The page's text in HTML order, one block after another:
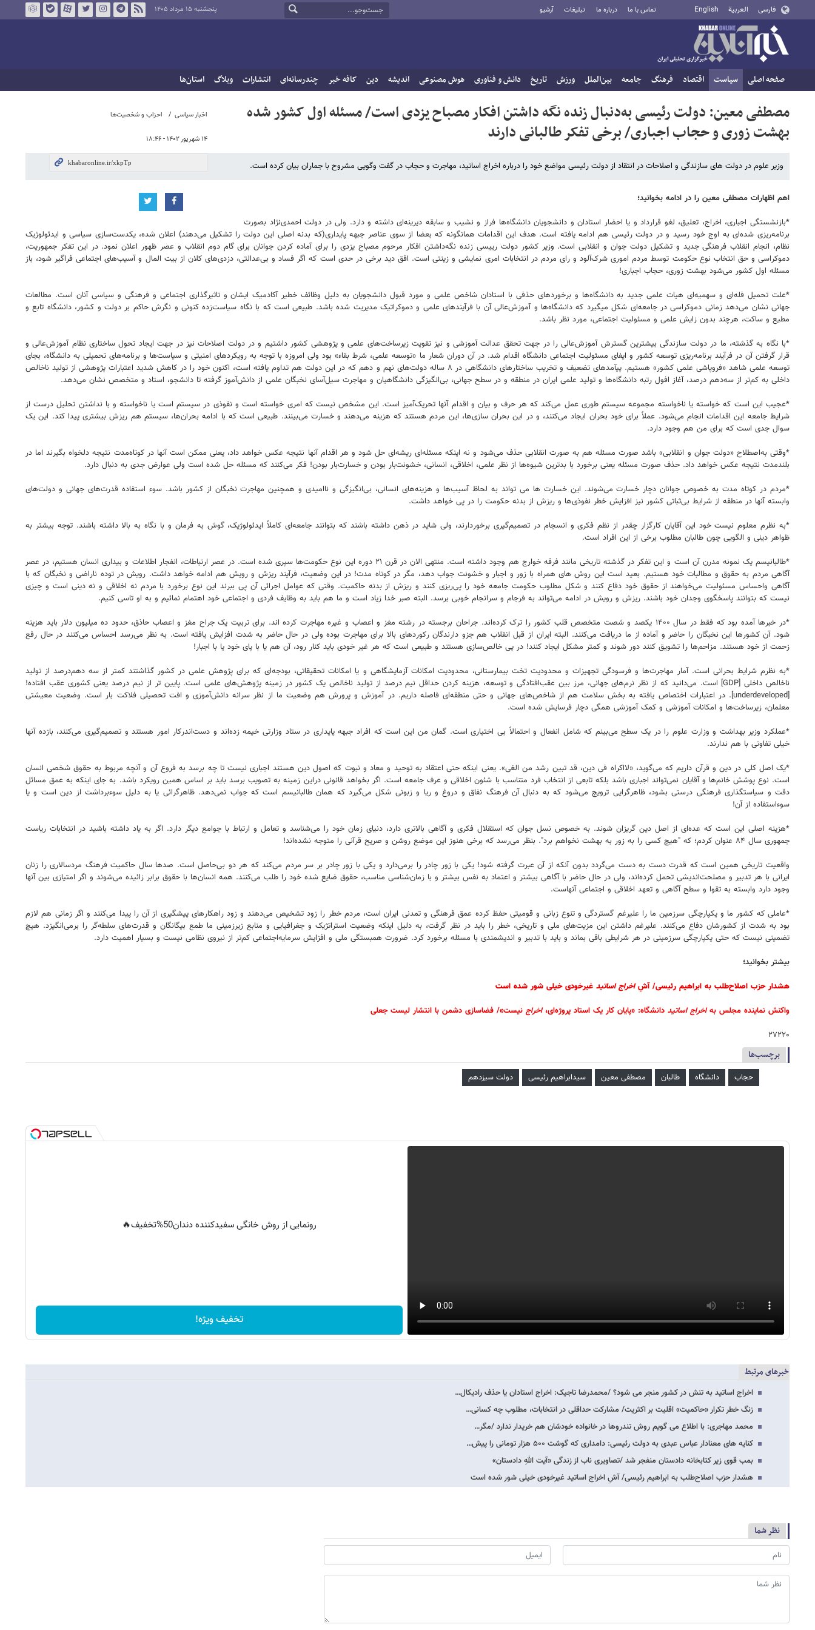
فارسی العربية English تماس با ما درباره ما تبلیغات آرشیو پنجشنبه ۱۵ مرداد ۱۴۰۵
صفحه اصلی سیاست اقتصاد فرهنگ جامعه بین‌الملل ورزش تاریخ دانش و فناوری هوش مصنوعی اندیشه دین کافه خبر چندرسانه‌ای انتشارات وبلاگ استان‌ها
اخبار سیاسی احزاب و شخصیت‌ها
۱۴ شهریور ۱۴۰۲ - ۱۸:۴۶
مصطفی معین: دولت رئیسی به‌دنبال زنده نگه‌ داشتن افکار مصباح یزدی است/ مسئله اول کشور شده
بهشت زوری و حجاب اجباری/ برخی تفکر طالبانی دارند
وزیر علوم در دولت های سازندگی و اصلاحات در انتقاد از دولت رئیسی مواضع خود را درباره اخراج اساتید، مهاجرت و حجاب در گفت وگویی مشروح با جماران بیان کرده است.
اهم اظهارات مصطفی معین را در ادامه بخوانید؛
*بازنشستگی اجباری، ️اخراج، تعلیق، لغو قرارداد و یا احضار استادان و دانشجویان دانشگاه‌ها فراز و نشیب و سابقه دیرینه‌ای داشته و دارد. ولی در دولت احمدی‌نژاد بصورت
برنامه‌ریزی شده‌ای به اوج خود رسید و در دولت رئیسی هم ادامه یافته است. هدف این اقدامات همانگونه که بعضا از سوی عناصر جبهه پایداری(که بدنه اصلی این دولت را تشکیل می‌دهند) اعلان شده، یکدست‌سازی سیاسی و ایدئولوژیک
نظام، انجام انقلاب‌ فرهنگی جدید و تشکیل دولت جوان و انقلابی است. وزیر کشور دولت رییسی زنده نگه‌داشتن افکار مرحوم مصباح یزدی را برای آماده کردن جوانان برای گام دوم انقلاب و عصر ظهور اعلان نمود. در این تفکر جمهوریت،
دموکراسی و حق انتخاب نوع حکومت توسط مردم اموری شرک‌آلود و رای مردم در انتخابات امری نمایشی و زینتی است. افق دید برخی در حدی است که اگر فساد و بی‌عدالتی، دزدی‌های کلان از بیت المال و آسیب‌های اجتماعی فراگیر شود، باز
مسئله اول کشور می‌شود بهشت زوری، حجاب اجباری!
*علت تحمیل فله‌ای و سهمیه‌ای هیات علمی جدید به دانشگاه‌ها و برخوردهای حذفی با استادان شاخص علمی و مورد قبول دانشجویان به دلیل وظائف خطیر آکادمیک ایشان و تاثیرگذاری اجتماعی و فرهنگی و سیاسی آنان است. مطالعات
جهانی نشان می‌دهد زمانی دموکراسی در جامعه‌ای شکل میگیرد که دانشگاه‌ها و آموزش‌عالی آن با فرآیندهای علمی و دموکراتیک مدیریت شده باشد. طبیعی است که با نگاه سیاست‌زده کنونی و نگرش حاکم بر دولت و کشور، دانشگاه تابع و
مطیع و ساکت، هرچند بدون زایش علمی و مسئولیت اجتماعی، مورد نظر باشد.
*با نگاه به گذشته، ما در دولت سازندگی بیشترین گسترش آموزش‌عالی را در جهت تحقق عدالت آموزشی و نیز تقویت زیرساخت‌های علمی و پژوهشی کشور داشتیم و در دولت اصلاحات نیز در جهت ایجاد تحول ساختاری نظام آموزش‌عالی و
قرار گرفتن آن در فرآیند برنامه‌ریزی توسعه کشور و ایفای مسئولیت اجتماعی دانشگاه اقدام شد. در آن دوران شعار ما «توسعه علمی، شرط بقاء» بود ولی امروزه با توجه به رویکردهای امنیتی و سیاست‌ها و برنامه‌های تحمیلی به دانشگاه، بجای
توسعه علمی شاهد «فروپاشی علمی کشور» هستیم. پیآمدهای تضعیف و تخریب ساختارهای دانشگاهی در ۸ ساله دولت‌های نهم و دهم که در این دولت هم تداوم یافته است، اکنون خود را در کاهش شدید اعتبارات پژوهشی از تولید ناخالص
داخلی به کم‌تر از سه‌دهم درصد، آغاز افول رتبه دانشگاه‌ها و تولید علمی ایران در منطقه و در سطح جهانی، بی‌انگیزگی دانشگاهیان و مهاجرت سیل‌آسای نخبگان علمی از دانش‌آموز گرفته تا دانشجو، استاد و متخصص نشان می‌دهد.
*عجیب این است که خواسته یا ناخواسته مجموعه سیستم طوری عمل می‌کند که هر حرف و بیان و اقدام آنها تحریک‌آمیز است. این مشخص نیست که امری خواسته است و نفوذی در سیستم است یا ناخواسته و با نداشتن تحلیل درست از
شرایط جامعه این اقدامات انجام می‌شود. عملاً برای خود بحران ایجاد می‌کنند، و در این بحران سازی‌ها، این مردم هستند که هزینه می‌دهند و خسارت می‌بینند. طبیعی است که با ادامه بحران‌ها، سیستم هم ریزش بیشتری پیدا کند. این یک
سوال جدی است که برای من هم وجود دارد.
*وقتی به‌اصطلاح «دولت جوان و انقلابی» باشد صورت مسئله هم به صورت انقلابی حذف می‌شود و نه اینکه مسئله‌ای ریشه‌ای حل شود و هر اقدام آنها نتیجه عکس خواهد داد، یعنی ممکن است آنها در کوتاه‌مدت نتیجه دلخواه بگیرند اما در
بلندمدت نتیجه عکس خواهد داد. حذف صورت مسئله یعنی برخورد با بدترین شیوه‌ها از نظر علمی، اخلاقی، انسانی، خشونت‌بار بودن و خسارت‌بار بودن! فکر می‌کنند که مسئله حل شده است ولی عوارض جدی به دنبال دارد.
*مردم در کوتاه مدت به خصوص جوانان دچار خسارت می‌شوند. این خسارت ها می تواند به لحاظ آسیب‌ها و هزینه‌های انسانی، بی‌انگیزگی و ناامیدی و همچنین مهاجرت نخبگان از کشور باشد. سوء استفاده قدرت‌های جهانی و دولت‌های
وابسته آنها در منطقه‌ از شرایط بی‌ثباتی کشور نیز افزایش خطر نفوذی‌ها و ریزش از بدنه حکومت را در پی خواهد داشت.
*به نظرم معلوم نیست خود این آقایان کارگزار چقدر از نظم فکری و انسجام در تصمیم‌گیری برخوردارند، ولی شاید در ذهن داشته باشند که بتوانند جامعه‌ای کاملاً ایدئولوژیک، گوش به فرمان و با نگاه به بالا داشته باشند. توجه بیشتر به
ظواهر دینی و الگویی چون طالبان مطلوب برخی از این افراد است.
*طالبانیسم یک نمونه مدرن آن است و این تفکر در گذشته تاریخی مانند فرقه خوارج هم وجود داشته است. منتهی الان در قرن ۲۱ دوره این نوع حکومت‌ها سپری شده است. در عصر ارتباطات، انفجار اطلاعات و بیداری انسان هستیم، در عصر
آگاهی مردم به حقوق و مطالبات خود هستیم. بعید است این روش های همراه با زور و اجبار و خشونت جواب دهد، مگر در کوتاه مدت! در این وضعیت، فرآیند ریزش و رویش هم ادامه خواهد داشت. رویش در توده ناراضی و نخبگان که با
آگاهی واحساس مسئولیت می‌خواهند از حقوق خود دفاع کنند و شکل مطلوب حکومت جامعه خود را پی‌ریزی کنند و ریزش از بدنه حاکمیت. وقتی که عوامل اجرائی آن پی ببرند این نوع برخورد با مردم نه اخلاقی و نه دینی است و چیزی
نیست که بتوانند پاسخگوی وجدان خود باشند. ریزش و رویش در ادامه می‌تواند به فرجام و سرانجام خوبی برسد. البته صبر خدا زیاد است و ما هم باید به وظایف فردی و اجتماعی خود اهتمام نمائیم و به او تاسی کنیم.
*در خبرها آمده بود که فقط در سال ۱۴۰۰ یکصد و شصت متخصص قلب کشور را ترک کرده‌اند. جراحان برجسته در رشته مغز و اعصاب و غیره مهاجرت کرده اند. برای تربیت یک جراح مغز و اعصاب حاذق، حدود ده میلیون دلار باید هزینه
شود. آن کشورها این نخبگان را حاضر و آماده از ما دریافت می‌کنند. البته ایران از قبل انقلاب هم جزو دارندگان رکوردهای بالا برای مهاجرت بوده ولی در حال حاضر به شدت افزایش یافته است. به نظر می‌رسد احساس می‌کنند در حال رفع
زحمت از خود هستند. مزاحم‌ها را تشویق کنند دور شوند و کمتر مشکل ایجاد کنند! در پی خالص‌سازی هستند و طبیعی است که هر غیر خودی باید کنار رود، آن هم یا با پای خود یا با اجبار!
*به نظرم شرایط بحرانی است. آمار مهاجرت‌ها و فرسودگی تجهیزات و محدودیت تخت بیمارستانی، محدودیت امکانات آزمایشگاهی و یا امکانات تحقیقاتی، بودجه‌ای که برای پژوهش علمی در کشور گذاشتند کمتر از سه دهم‌درصد از تولید
ناخالص داخلی [GDP] است. می‌دانید که از نظر نرم‌های جهانی، مرز بین عقب‌افتادگی و توسعه، هزینه کردن حداقل نیم درصد از تولید ناخالص یک کشور در زمینه پژوهش‌های علمی است. پایین تر از نیم درصد یعنی کشوری عقب افتاده!
[underdeveloped]. در اعتبارات اختصاص یافته به بخش سلامت هم از شاخص‌های جهانی و حتی منطقه‌ای فاصله داریم. در آموزش و پرورش هم وضعیت ما از نظر سرانه دانش‌آموزی و افت تحصیلی فلاکت بار است. وضعیت معیشتی
معلمان، زیرساخت‌ها و امکانات آموزشی و کمک آموزشی همگی دچار فرسایش شده‌ است.
*عملکرد وزیر بهداشت و وزارت علوم را در یک سطح می‌بینم که شامل انفعال و احتمالاً بی اختیاری است. گمان من این است که افراد جبهه پایداری در ستاد وزارتی خیمه زده‌اند و دست‌اندرکار امور هستند و تصمیم‌گیری می‌کنند، بازده آنها
خیلی تفاوتی با هم ندارند.
*یک اصل کلی در دین و قرآن داریم که می‌گوید، «لااکراه فی دین، قد تبین رشد من الغی». یعنی اینکه حتی اعتقاد به توحید و معاد و نبوت که اصول دین هستند اجباری نیست تا چه برسد به فروع آن و آنچه مربوط به حقوق شخصی انسان
است. نوع پوشش خانم‌ها و آقایان نمی‌تواند اجباری باشد بلکه تابعی از انتخاب فرد متناسب با شئون اخلاقی و عرف جامعه است. اگر بخواهد قانونی دراین زمینه به تصویب برسد باید بر اساس همین رویکرد باشد. به جای اینکه به عمق مسائل
دقت و سیاستگذاری فرهنگی درستی بشود، ظاهرگرایی ترویج می‌شود که به دنبال آن فرهنگ نفاق و دروغ و ریا و زبونی شکل می‌گیرد که همان طالبانیسم است که جواب نمی‌دهد. ظاهرگرائی یا به دلیل سوءبرداشت از دین است و یا
سوءاستفاده از آن!
*هزینه اصلی این است که عده‌ای از اصل دین گریزان شوند. به خصوص نسل جوان که استقلال فکری و آگاهی بالاتری دارد، دنیای زمان خود را می‌شناسد و تعامل و ارتباط با جوامع دیگر دارد. اگر به یاد داشته باشید در انتخابات ریاست
جمهوری سال ۸۴ عنوان کردم؛ که "هیچ کسی را به زور به بهشت نخواهم برد". بنظر می‌رسد که برخی هنوز این موضع روشن و صریح قرآنی را متوجه نشده‌اند!
واقعیت تاریخی ️همین است که قدرت دست به دست می‌گردد بدون آنکه از آن عبرت گرفته شود! یکی با زور چادر را برمی‌دارد و یکی با زور چادر بر سر مردم می‌کند که هر دو بی‌حاصل است. صدها سال حاکمیت فرهنگ مردسالاری را زنان
ایرانی با هر تدبیر و مصلحت‌اندیشی تحمل کرده‌اند، ولی در حال حاضر با آگاهی بیشتر و اعتماد به نفس بیشتر و با زمان‌شناسی مناسب، حقوق ضایع شده خود را طلب می‌کنند. همه انسان‌ها با حقوق برابر زائیده می‌شوند و اگر امتیازی بین آنها
وجود دارد وابسته به تقوا و سطح آگاهی و تعهد اخلاقی و اجتماعی آنهاست.
*عاملی که کشور ما و یکپارچگی سرزمین ما را علیرغم گستردگی و تنوع زبانی و قومیتی حفظ کرده عمق فرهنگی و تمدنی ایران است، مردم خطر را زود تشخیص می‌دهند و زود راهکارهای پیشگیری از آن را پیدا می‌کنند و اگر زمانی هم لازم
بود به شدت از کشورشان دفاع می‌کنند. علیرغم داشتن این مزیت‌های ملی و تاریخی، خطر را باید در نظر گرفت، به دلیل اینکه وضعیت استراتژیک و جغرافیایی و منابع زیرزمینی ما طمع بیگانگان و قدرت‌های سلطه‌گر را برمی‌انگیزد. هیچ
تضمینی نیست که حتی یکپارچگی سرزمینی در هر شرایطی باقی بماند و باید با تدبیر و اندیشمندی با مسئله برخورد کرد. ضرورت همبستگی ملی و افزایش سرمایه‌اجتماعی کم‌تر از نیروی نظامی نیست و بسیار اهمیت دارد.
بیشتر بخوانید؛
هشدار حزب اصلاح‌طلب به ابراهیم رئیسی/ آشِاخراج اساتید غیرخودی خیلی شور شده است
واکنش نماینده مجلس بهاخراج اساتید دانشگاه: «پایان کار یک استاد پروژه‌ای،اخراج نیست»/ فضاسازی دشمن با انتشار لیست جعلی
۲۷۲۲۰
برچسب‌ها
حجاب دانشگاه طالبان مصطفی معین سیدابراهیم رئیسی دولت سیزدهم
رونمایی از روش خانگی سفیدکننده دندان50%تخفیف🔥
تخفیف ویژه!
خبرهای مرتبط
اخراج اساتید به تنش در کشور منجر می شود؟ /محمدرضا تاجیک: اخراج استادان یا حذف رادیکال…
زنگ خطر تکرار «حاکمیت» اقلیت بر اکثریت/ مشارکت حداقلی در انتخابات، مطلوب چه کسانی…
محمد مهاجری: با اطلاع می گویم روش تندروها در خانواده خودشان هم خریدار ندارد /مگر…
کنایه های معنادار عباس عبدی به دولت رئیسی: دامداری که گوشت ۵۰۰ هزار تومانی را پیش…
بمب قوی زیر کتابخانه دادستان منفجر شد /تصاویری ناب از زندگی «آیت اللهِ دادستان»
هشدار حزب اصلاح‌طلب به ابراهیم رئیسی/ آشِ اخراج اساتید غیرخودی خیلی شور شده است
نظر شما